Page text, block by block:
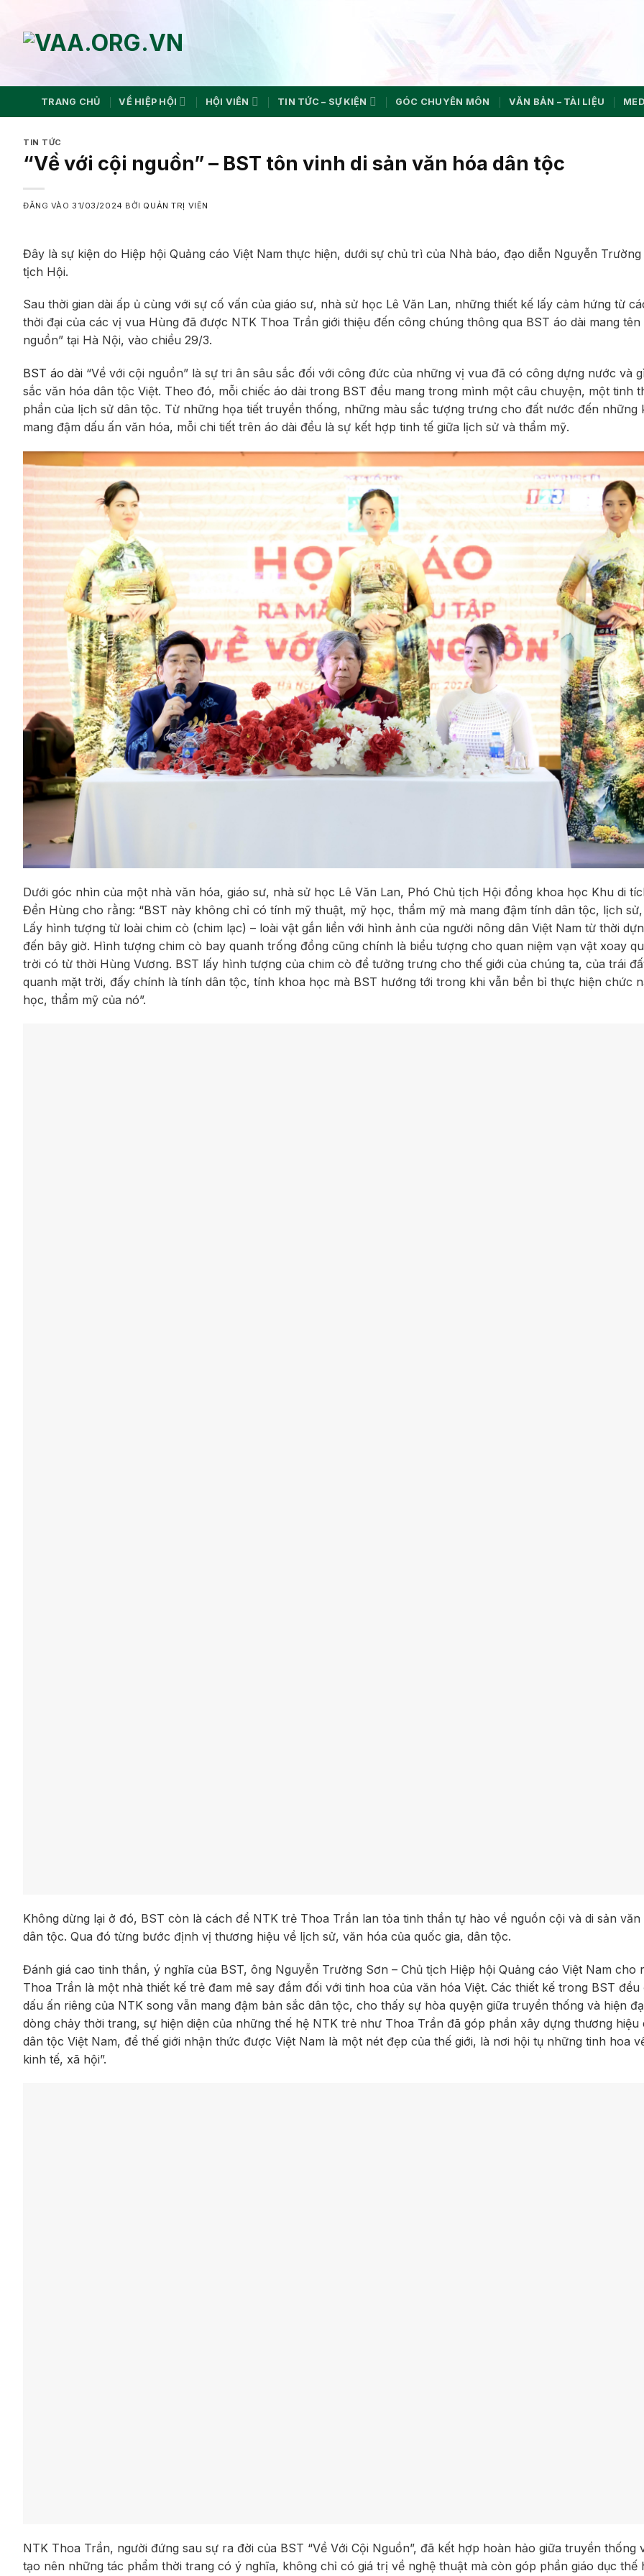
TRANG CHỦ VỀ HIỆP HỘI HỘI VIÊN TIN TỨC – SỰ KIỆN GÓC CHUYÊN MÔN VĂN BẢN – TÀI LIỆU
TIN TỨC
“Về với cội nguồn” – BST tôn vinh di sản văn hóa dân tộc
ĐĂNG VÀO 31/03/2024 BỞI QUẢN TRỊ VIÊN
Đây là sự kiện do Hiệp hội Quảng cáo Việt Nam thực hiện, dưới sự chủ trì của Nhà báo, đạo diễn Nguyễn Trường
tịch Hội.
Sau thời gian dài ấp ủ cùng với sự cố vấn của giáo sư, nhà sử học Lê Văn Lan, những thiết kế lấy cảm hứng từ
thời đại của các vị vua Hùng đã được NTK Thoa Trần giới thiệu đến công chúng thông qua BST áo dài mang tên
nguồn” tại Hà Nội, vào chiều 29/3.
BST áo dài “Về với cội nguồn” là sự tri ân sâu sắc đối với công đức của những vị vua đã có công dựng nước và
sắc văn hóa dân tộc Việt. Theo đó, mỗi chiếc áo dài trong BST đều mang trong mình một câu chuyện, một tinh
phần của lịch sử dân tộc. Từ những họa tiết truyền thống, những màu sắc tượng trưng cho đất nước đến những
mang đậm dấu ấn văn hóa, mỗi chi tiết trên áo dài đều là sự kết hợp tinh tế giữa lịch sử và thẩm mỹ.
Dưới góc nhìn của một nhà văn hóa, giáo sư, nhà sử học Lê Văn Lan, Phó Chủ tịch Hội đồng khoa học Khu di
Đền Hùng cho rằng: “BST này không chỉ có tính mỹ thuật, mỹ học, thẩm mỹ mà mang đậm tính dân tộc, lịch
Lấy hình tượng từ loài chim cò (chim lạc) – loài vật gắn liền với hình ảnh của người nông dân Việt Nam từ thời
đến bây giờ. Hình tượng chim cò bay quanh trống đồng cũng chính là biểu tượng cho quan niệm vạn vật xoay
trời có từ thời Hùng Vương. BST lấy hình tượng của chim cò để tưởng trưng cho thế giới của chúng ta, của trái
quanh mặt trời, đấy chính là tính dân tộc, tính khoa học mà BST hướng tới trong khi vẫn bền bỉ thực hiện chức
học, thẩm mỹ của nó”.
Không dừng lại ở đó, BST còn là cách để NTK trẻ Thoa Trần lan tỏa tinh thần tự hào về nguồn cội và di sản văn
dân tộc. Qua đó từng bước định vị thương hiệu về lịch sử, văn hóa của quốc gia, dân tộc.
Đánh giá cao tinh thần, ý nghĩa của BST, ông Nguyễn Trường Sơn – Chủ tịch Hiệp hội Quảng cáo Việt Nam cho
Thoa Trần là một nhà thiết kế trẻ đam mê say đắm đối với tinh hoa của văn hóa Việt. Các thiết kế trong BST
dấu ấn riêng của NTK song vẫn mang đậm bản sắc dân tộc, cho thấy sự hòa quyện giữa truyền thống và hiện
dòng chảy thời trang, sự hiện diện của những thế hệ NTK trẻ như Thoa Trần đã góp phần xây dựng thương hiệu
dân tộc Việt Nam, để thế giới nhận thức được Việt Nam là một nét đẹp của thế giới, là nơi hội tụ những tinh hoa
kinh tế, xã hội”.
NTK Thoa Trần, người đứng sau sự ra đời của BST “Về Với Cội Nguồn”, đã kết hợp hoàn hảo giữa truyền thống
tạo nên những tác phẩm thời trang có ý nghĩa, không chỉ có giá trị về nghệ thuật mà còn góp phần giáo dục thế